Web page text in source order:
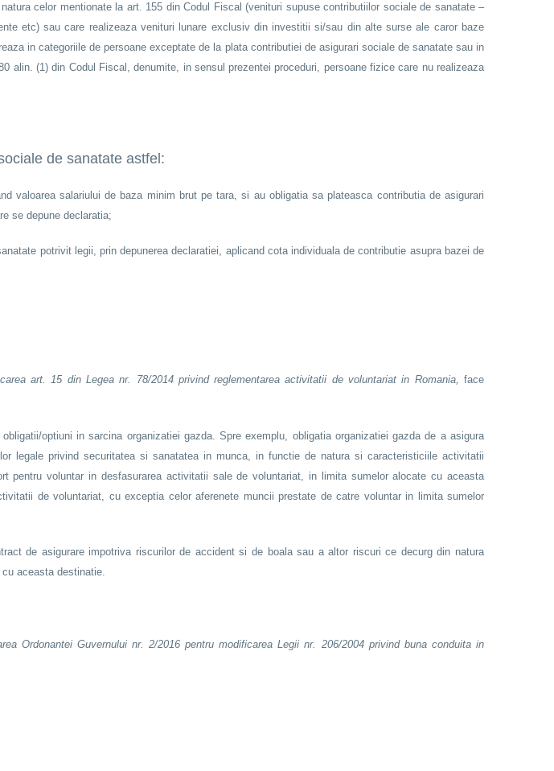
celor mentionate la art. 155 din Codul Fiscal (venituri supuse contributiilor sociale de sanatate –
etc) sau care realizeaza venituri lunare exclusiv din investitii si/sau din alte surse ale caror baze
in categoriile de persoane exceptate de la plata contributiei de asigurari sociale de sanatate sau in
alin. (1) din Codul Fiscal, denumite, in sensul prezentei proceduri, persoane fizice care nu realizeaza
de sanatate astfel:
valoarea salariului de baza minim brut pe tara, si au obligatia sa plateasca contributia de asigurari
se depune declaratia;
potrivit legii, prin depunerea declaratiei, aplicand cota individuala de contributie asupra bazei de
art. 15 din Legea nr. 78/2014 privind reglementarea activitatii de voluntariat in Romania, face
optiuni in sarcina organizatiei gazda. Spre exemplu, obligatia organizatiei gazda de a asigura
legale privind securitatea si sanatatea in munca, in functie de natura si caracteristiciile activitatii
pentru voluntar in desfasurarea activitatii sale de voluntariat, in limita sumelor alocate cu aceasta
de voluntariat, cu exceptia celor aferenete muncii prestate de catre voluntar in limita sumelor
de asigurare impotriva riscurilor de accident si de boala sau a altor riscuri ce decurg din natura
aceasta destinatie.
Ordonantei Guvernului nr. 2/2016 pentru modificarea Legii nr. 206/2004 privind buna conduita in